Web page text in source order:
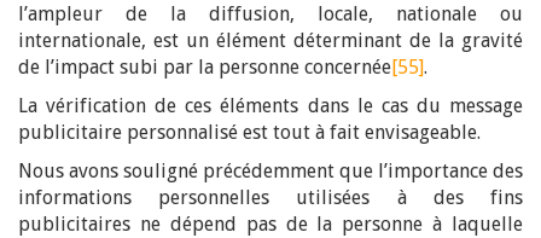
l’ampleur de la diffusion, locale, nationale ou
internationale, est un élément déterminant de la gravité
de l’impact subi par la personne concernée[55].
La vérification de ces éléments dans le cas du message
publicitaire personnalisé est tout à fait envisageable.
Nous avons souligné précédemment que l’importance des
informations personnelles utilisées à des fins
publicitaires ne dépend pas de la personne à laquelle